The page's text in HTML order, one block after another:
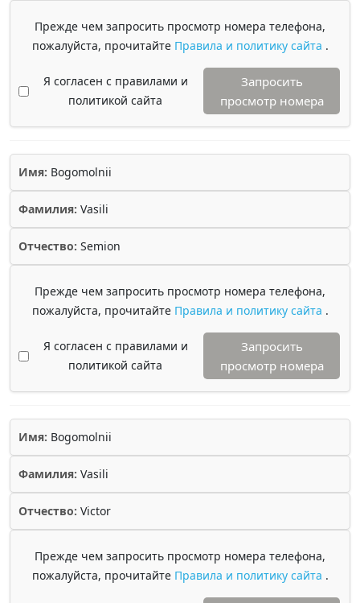
Прежде чем запросить просмотр номера телефона,
пожалуйста, прочитайте Правила и политику сайта .
Я согласен с правилами и
политикой сайта
Запросить
просмотр номера
Имя: Bogomolnii
Фамилия: Vasili
Отчество: Semion
Прежде чем запросить просмотр номера телефона,
пожалуйста, прочитайте Правила и политику сайта .
Я согласен с правилами и
политикой сайта
Запросить
просмотр номера
Имя: Bogomolnii
Фамилия: Vasili
Отчество: Victor
Прежде чем запросить просмотр номера телефона,
пожалуйста, прочитайте Правила и политику сайта .